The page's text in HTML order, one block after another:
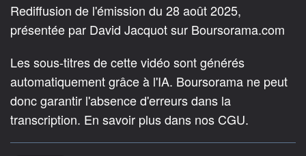
Rediffusion de l'émission du 28 août 2025,
présentée par David Jacquot sur Boursorama.com
Les sous-titres de cette vidéo sont générés
automatiquement grâce à l'IA. Boursorama ne peut
donc garantir l'absence d'erreurs dans la
transcription. En savoir plus dans nos CGU.